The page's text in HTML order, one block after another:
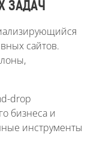
ЗАДАЧ
сайтов.
drop
бизнеса и
инструменты